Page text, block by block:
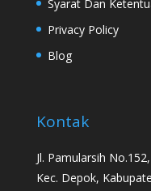
Syarat Dan
Privacy Policy
Blog
Kontak
Jl. Pamularsih
Kec. Depok,